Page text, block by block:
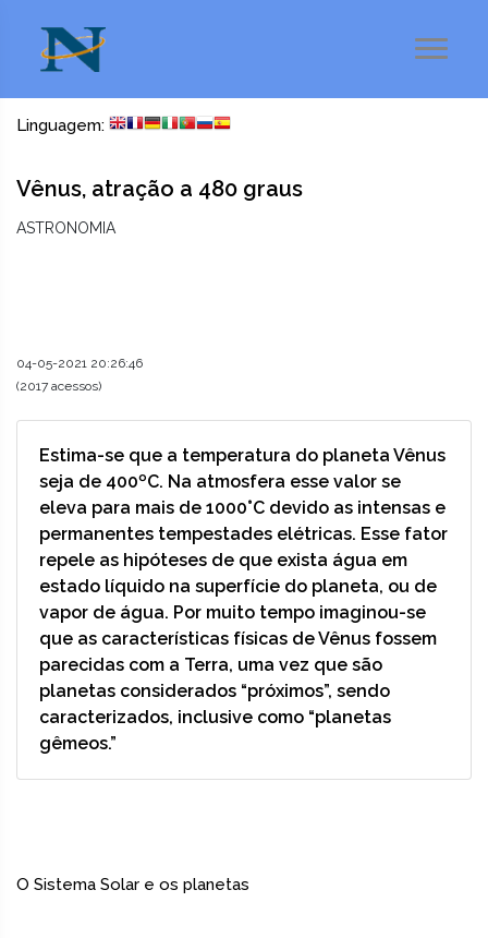
Linguagem:
Vênus, atração a 480 graus
ASTRONOMIA
04-05-2021 20:26:46
(2017 acessos)
Estima-se que a temperatura do planeta Vênus
seja de 400ºC. Na atmosfera esse valor se
eleva para mais de 1000°C devido as intensas e
permanentes tempestades elétricas. Esse fator
repele as hipóteses de que exista água em
estado líquido na superfície do planeta, ou de
vapor de água. Por muito tempo imaginou-se
que as características físicas de Vênus fossem
parecidas com a Terra, uma vez que são
planetas considerados “próximos”, sendo
caracterizados, inclusive como “planetas
gêmeos.”
O Sistema Solar e os planetas